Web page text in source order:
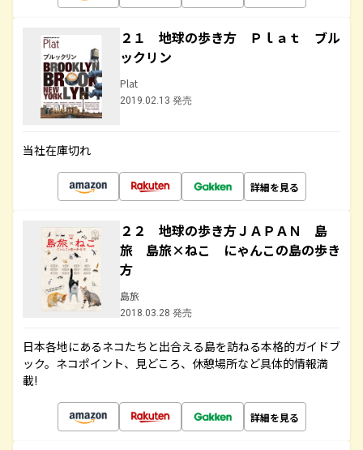
２１ 地球の歩き方 Ｐｌａｔ ブル
ックリン
Plat
2019.02.13 発売
当社在庫切れ
詳細を見る
２２ 地球の歩き方ＪＡＰＡＮ 島
旅 島旅×ねこ にゃんこの島の歩き
方
島旅
2018.03.28 発売
日本各地にあるネコたちと出合える島を訪ねる本格的ガイドブ
ック。ネコポイント、見どころ、休憩場所など具体的情報満
載!
詳細を見る